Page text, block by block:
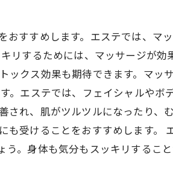
おすすめします。エステでは、マ
リするためには、マッサージが効
ックス効果も期待できます。マッ
エステでは、フェイシャルやボデ
され、肌がツルツルになったり、
も受けることをおすすめします。
。身体も気分もスッキリするこ